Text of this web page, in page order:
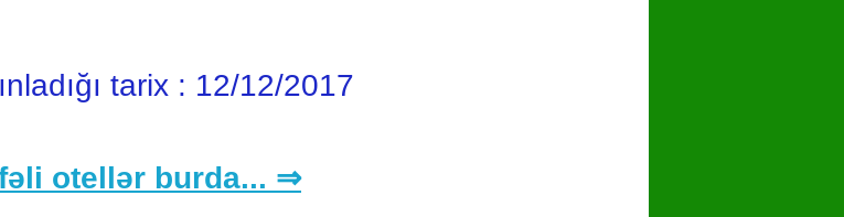
tarix : 12/12/2017
otellər burda... ⇒